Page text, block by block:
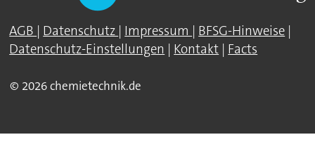
AGB | Datenschutz | Impressum | BFSG-Hinweise |
Datenschutz-Einstellungen | Kontakt | Facts
© 2026 chemietechnik.de